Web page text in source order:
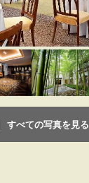
すべての写真を見る